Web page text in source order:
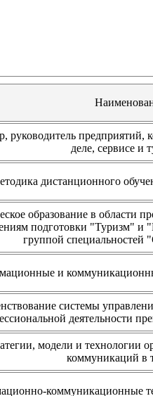
руководитель предприятий,
деле, сервисе и
дистанционного
образование в области
подготовки "Туризм" и
группой специальностей
и
системы
деятельности
модели и технологии
коммуникаций в
коммуникационные